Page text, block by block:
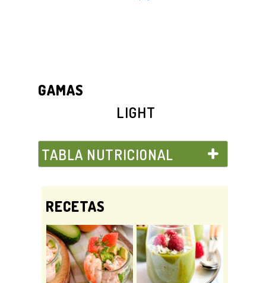
GAMAS
LIGHT
TABLA NUTRICIONAL
RECETAS